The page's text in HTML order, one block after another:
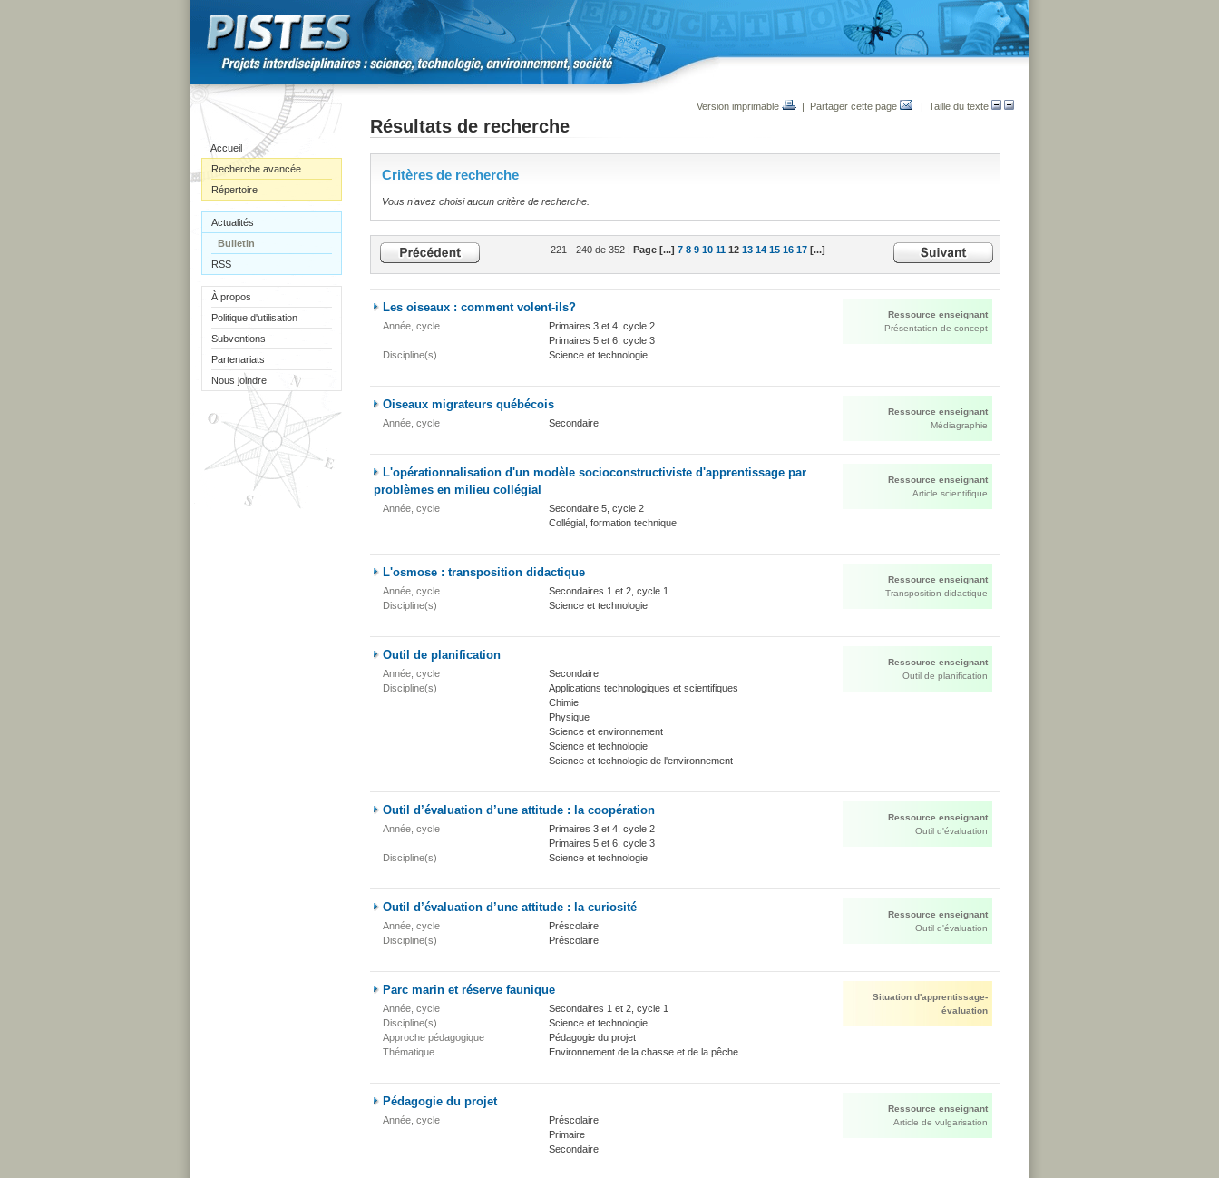
Accueil
Recherche avancée
Répertoire
Actualités
Bulletin
RSS
À propos
Politique d'utilisation
Subventions
Partenariats
Nous joindre
Version imprimable | Partager cette page | Taille du texte
Résultats de recherche
Critères de recherche
Vous n'avez choisi aucun critère de recherche.
221 - 240 de 352 | Page [...] 7 8 9 10 11 12 13 14 15 16 17 [...]
Les oiseaux : comment volent-ils?
Année, cycle
Primaires 3 et 4, cycle 2
Primaires 5 et 6, cycle 3
Discipline(s)
Science et technologie
Ressource enseignant
Présentation de concept
Oiseaux migrateurs québécois
Année, cycle Secondaire
Ressource enseignant
Médiagraphie
L'opérationnalisation d'un modèle socioconstructiviste d'apprentissage par
problèmes en milieu collégial
Année, cycle
Secondaire 5, cycle 2
Collégial, formation technique
Ressource enseignant
Article scientifique
L'osmose : transposition didactique
Année, cycle
Secondaires 1 et 2, cycle 1
Discipline(s)
Science et technologie
Ressource enseignant
Transposition didactique
Outil de planification
Année, cycle
Secondaire
Discipline(s)
Applications technologiques et scientifiques
Chimie
Physique
Science et environnement
Science et technologie
Science et technologie de l'environnement
Ressource enseignant
Outil de planification
Outil d’évaluation d’une attitude : la coopération
Année, cycle
Primaires 3 et 4, cycle 2
Primaires 5 et 6, cycle 3
Discipline(s)
Science et technologie
Ressource enseignant
Outil d'évaluation
Outil d’évaluation d’une attitude : la curiosité
Année, cycle
Préscolaire
Discipline(s)
Préscolaire
Ressource enseignant
Outil d'évaluation
Parc marin et réserve faunique
Année, cycle
Secondaires 1 et 2, cycle 1
Discipline(s)
Science et technologie
Approche pédagogique
Pédagogie du projet
Thématique
Environnement de la chasse et de la pêche
Situation d'apprentissage-
évaluation
Pédagogie du projet
Année, cycle
Préscolaire
Primaire
Secondaire
Ressource enseignant
Article de vulgarisation